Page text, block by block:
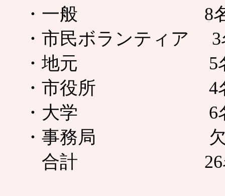
・一般 8名（子
・市民ボランティア 3
・地元 5
・市役所 4
・大学 6
・事務局
合計 26